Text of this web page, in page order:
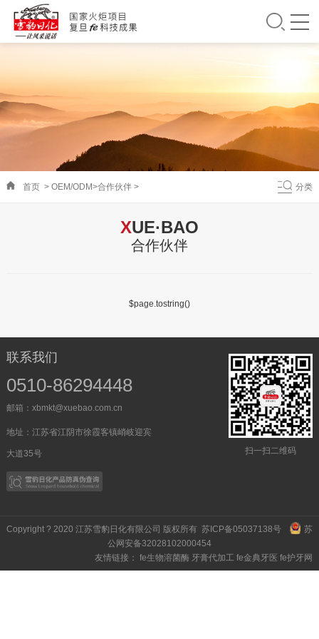
首页> OEM/ODM>合作伙伴> 分类
XUE·BAO
合作伙伴
$page.tostring()
联系我们
0510-86294448
邮箱：xbmkt@xuebao.com.cn
地址：江苏省江阴市徐霞客镇峭岐迎宾
大道35号 扫一扫二维码
Copyright ? 2020 江苏雪豹日化有限公司 版权所有 苏ICP备05037138号
苏
公网安备32028102000454
友情链接：fe生物溶菌酶 牙膏代加工 fe金典牙医 fe护牙网